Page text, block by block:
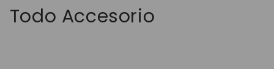
C
Todo Accesorio